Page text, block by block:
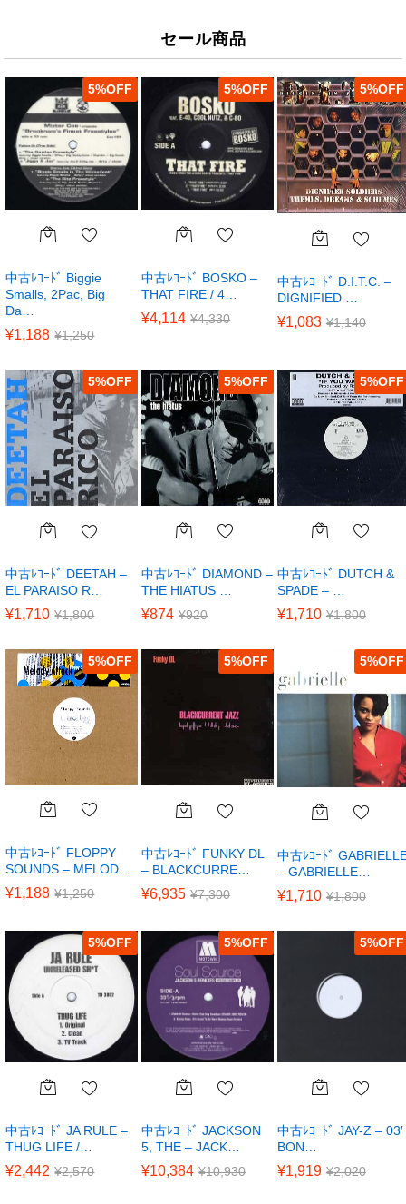
セール商品
5%
中古ﾚｺｰﾄﾞ Biggie
Smalls, 2Pac, Big
Da…
¥1,188 ¥1,250
5%
中古ﾚｺｰﾄﾞ BOSKO –
THAT FIRE / 4…
¥4,114 ¥4,330
5%
中古ﾚｺｰﾄﾞ D.I.T.C. –
DIGNIFIED …
¥1,083 ¥1,140
5%
中古ﾚｺｰﾄﾞ DEETAH –
EL PARAISO R…
¥1,710 ¥1,800
5%
中古ﾚｺｰﾄﾞ DIAMOND –
THE HIATUS …
¥874 ¥920
5%
中古ﾚｺｰﾄﾞ DUTCH &
SPADE – …
¥1,710 ¥1,800
5%
中古ﾚｺｰﾄﾞ FLOPPY
SOUNDS – MELOD…
¥1,188 ¥1,250
5%
中古ﾚｺｰﾄﾞ FUNKY DL
– BLACKCURRE…
¥6,935 ¥7,300
5%
中古ﾚｺｰﾄﾞ
– GABRIELLE…
¥1,710 ¥1,800
5%
中古ﾚｺｰﾄﾞ JA RULE –
THUG LIFE /…
¥2,442 ¥2,570
5%
中古ﾚｺｰﾄﾞ JACKSON
5, THE – JACK…
¥10,384 ¥10,930
5%
中古ﾚｺｰﾄﾞ JAY-Z – 03′
BON…
¥1,919 ¥2,020